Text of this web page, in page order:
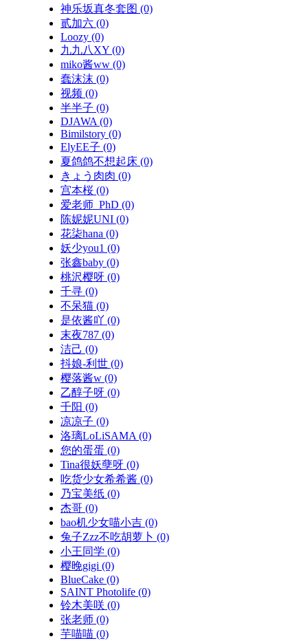
神乐坂真冬套图 (0)
贰加六 (0)
Loozy (0)
九九八XY (0)
miko酱ww (0)
蠢沫沫 (0)
视频 (0)
半半子 (0)
DJAWA (0)
Bimilstory (0)
ElyEE子 (0)
夏鸽鸽不想起床 (0)
きょう肉肉 (0)
宫本桜 (0)
爱老师_PhD (0)
陈妮妮UNI (0)
花柒hana (0)
妖少you1 (0)
张鑫baby (0)
桃沢樱呀 (0)
千寻 (0)
不呆猫 (0)
是依酱吖 (0)
末夜787 (0)
洁己 (0)
抖娘-利世 (0)
樱落酱w (0)
乙醇子呀 (0)
千阳 (0)
凉凉子 (0)
洛璃LoLiSAMA (0)
您的蛋蛋 (0)
Tina很妖孽呀 (0)
吃货少女希希酱 (0)
乃宝美纸 (0)
杰哥 (0)
bao机少女喵小吉 (0)
兔子Zzz不吃胡萝卜 (0)
小王同学 (0)
樱晚gigi (0)
BlueCake (0)
SAINT Photolife (0)
铃木美咲 (0)
张老师 (0)
芋喵喵 (0)